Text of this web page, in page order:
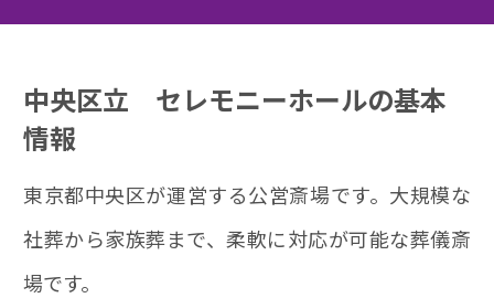
中央区立 セレモニーホールの基本
情報
東京都中央区が運営する公営斎場です。大規模な
社葬から家族葬まで、柔軟に対応が可能な葬儀斎
場です。